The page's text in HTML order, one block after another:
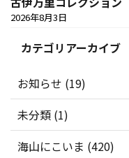
2026年8月3日
カテゴリアーカイブ
お知らせ (19)
未分類 (1)
海山にこいま (420)